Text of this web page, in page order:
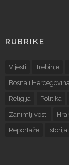
RUBRIKE
Vijesti Trebinje
Bosna i Hercegovina
Religija Politika
Zanimljivosti
Reportaže Istorija